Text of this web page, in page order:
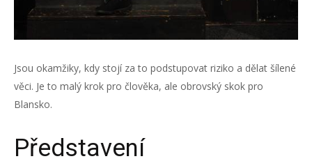
Jsou okamžiky, kdy stojí za to podstupovat riziko a dělat šílené
věci. Je to malý krok pro člověka, ale obrovský skok pro
Blansko.
Představení